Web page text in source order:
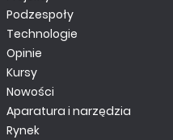
Podzespoły
Technologie
Opinie
Kursy
Nowości
Aparatura i narzędzia
Rynek